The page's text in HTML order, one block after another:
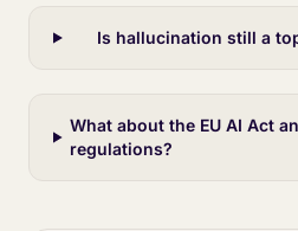
Is hallucination still a
What about the EU AI Act
regulations?